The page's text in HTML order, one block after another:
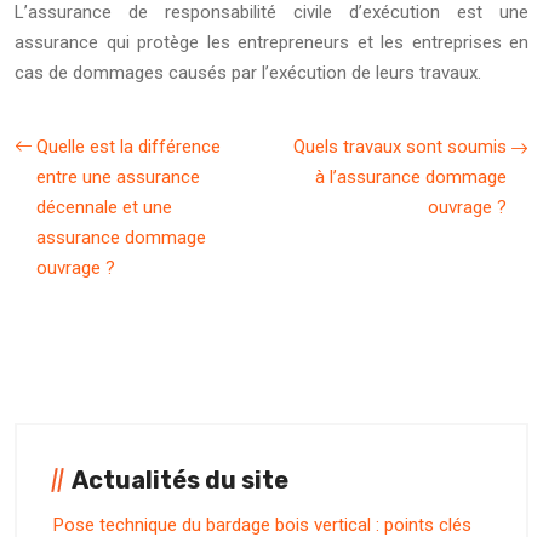
L’assurance de responsabilité civile d’exécution est une
assurance qui protège les entrepreneurs et les entreprises en
cas de dommages causés par l’exécution de leurs travaux.
Quelle est la différence
entre une assurance
décennale et une
assurance dommage
ouvrage ?
Quels travaux sont soumis
à l’assurance dommage
ouvrage ?
Actualités du site
Pose technique du bardage bois vertical : points clés